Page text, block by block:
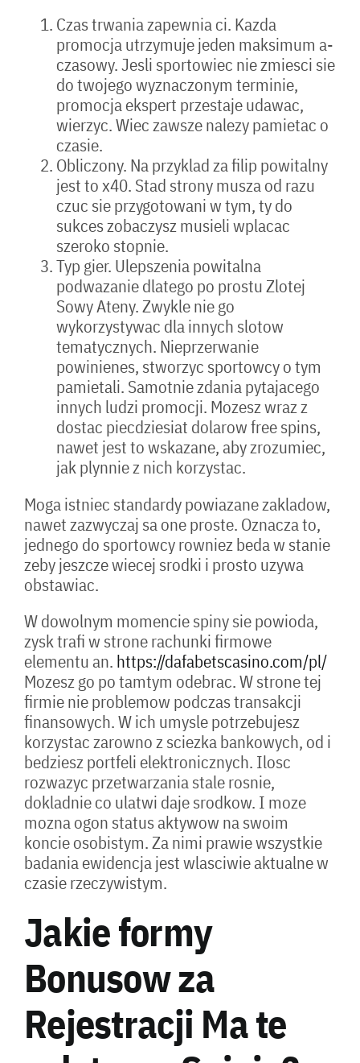
Czas trwania zapewnia ci. Kazda
promocja utrzymuje jeden maksimum a-
czasowy. Jesli sportowiec nie zmiesci sie
do twojego wyznaczonym terminie,
promocja ekspert przestaje udawac,
wierzyc. Wiec zawsze nalezy pamietac o
czasie.
Obliczony. Na przyklad za filip powitalny
jest to x40. Stad strony musza od razu
czuc sie przygotowani w tym, ty do
sukces zobaczysz musieli wplacac
szeroko stopnie.
Typ gier. Ulepszenia powitalna
podwazanie dlatego po prostu Zlotej
Sowy Ateny. Zwykle nie go
wykorzystywac dla innych slotow
tematycznych. Nieprzerwanie
powinienes, stworzyc sportowcy o tym
pamietali. Samotnie zdania pytajacego
innych ludzi promocji. Mozesz wraz z
dostac piecdziesiat dolarow free spins,
nawet jest to wskazane, aby zrozumiec,
jak plynnie z nich korzystac.
Moga istniec standardy powiazane zakladow,
nawet zazwyczaj sa one proste. Oznacza to,
jednego do sportowcy rowniez beda w stanie
zeby jeszcze wiecej srodki i prosto uzywa
obstawiac.
W dowolnym momencie spiny sie powioda,
zysk trafi w strone rachunki firmowe
elementu an. https://dafabetscasino.com/pl/
Mozesz go po tamtym odebrac. W strone tej
firmie nie problemow podczas transakcji
finansowych. W ich umysle potrzebujesz
korzystac zarowno z sciezka bankowych, od i
bedziesz portfeli elektronicznych. Ilosc
rozwazyc przetwarzania stale rosnie,
dokladnie co ulatwi daje srodkow. I moze
mozna ogon status aktywow na swoim
koncie osobistym. Za nimi prawie wszystkie
badania ewidencja jest wlasciwie aktualne w
czasie rzeczywistym.
Jakie formy
Bonusow za
Rejestracji Ma te